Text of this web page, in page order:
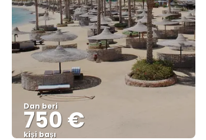
Dan beri
750 €
kişi başı